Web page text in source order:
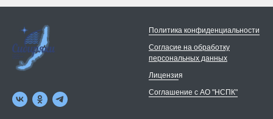
Политика конфиденциальности
Согласие на обработку
персональных данных
Лицензия
Соглашение с АО "НСПК"